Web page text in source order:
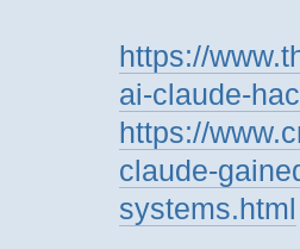
https://
ai-claude-
https://
claude-
systems.html